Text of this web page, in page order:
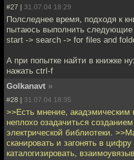
#27 | 31.07.04 18:29
Полследнее время, подходя к
пытаюсь выполнить следующие
start -> search -> for files and
А при попытке найти в книжке
нажать ctrl-f
Golkanavt »
#28 | 31.07.04 18:35
>>Есть мнение, акадэмическим
неплохо озадачиться
электрической библиотеки.
сканировать и загонять в цифру
каталогизировать,